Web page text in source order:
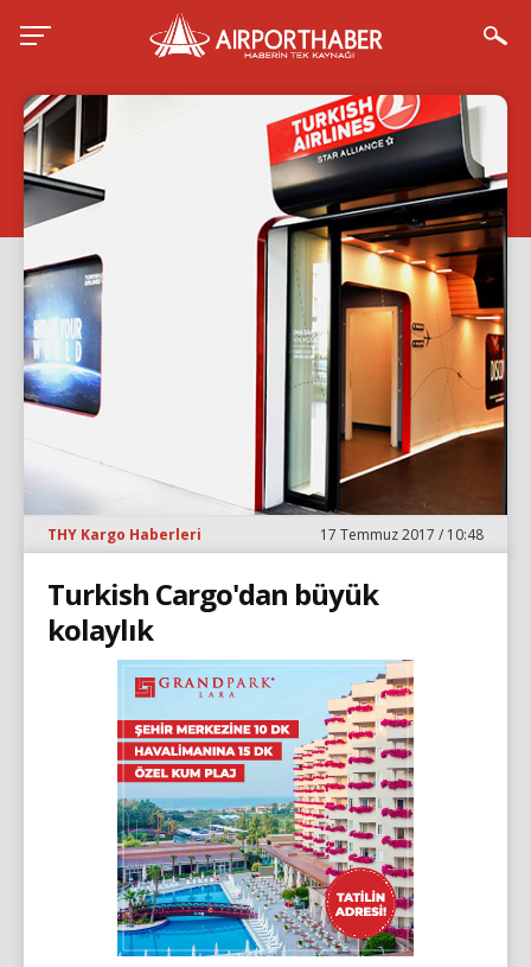
THY Kargo Haberleri 17 Temmuz 2017 / 10:48
Turkish Cargo'dan büyük
kolaylık